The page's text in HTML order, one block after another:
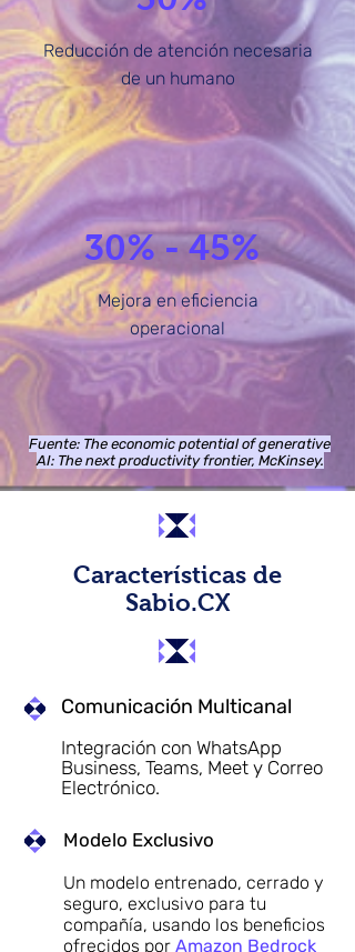
Reducción de atención necesaria
de un humano
30% - 45%
Mejora en eficiencia
operacional
Fuente: The economic potential of generative
AI: The next productivity frontier, McKinsey.
Características de
Sabio.CX
Comunicación Multicanal
Integración con WhatsApp
Business, Teams, Meet y Correo
Electrónico.
Modelo Exclusivo
Un modelo entrenado, cerrado y
seguro, exclusivo para tu
compañía, usando los beneficios
ofrecidos por Amazon Bedrock